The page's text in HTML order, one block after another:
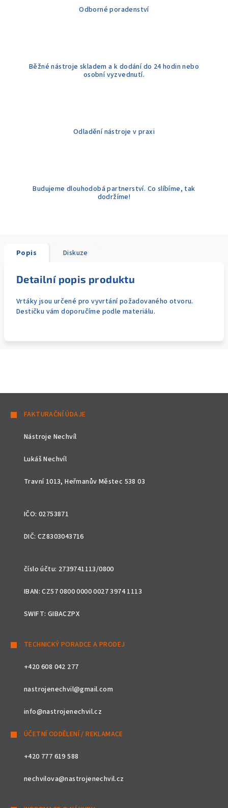
Odborné poradenství
Běžné nástroje skladem a k dodání do 24 hodin nebo
osobní vyzvednutí.
Odladění nástroje v praxi
Budujeme dlouhodobá partnerství. Co slíbíme, tak
dodržíme!
Popis Diskuze
Detailní popis produktu
Vrtáky jsou určené pro vyvrtání požadovaného otvoru.
Destičku vám doporučíme podle materiálu.
FAKTURAČNÍ ÚDAJE
Nástroje Nechvíl
Lukáš Nechvíl
Travní 1013, Heřmanův Městec 538 03
IČO: 02753871
DIČ: CZ8303043716
číslo účtu: 2739741113/0800
IBAN: CZ57 0800 0000 0027 3974 1113
SWIFT: GIBACZPX
TECHNICKÝ PORADCE A PRODEJ
+420 608 042 277
nastrojenechvil@gmail.com
info@nastrojenechvil.cz
ÚČETNÍ ODDĚLENÍ / REKLAMACE
+420 777 619 588
nechvilova@nastrojenechvil.cz